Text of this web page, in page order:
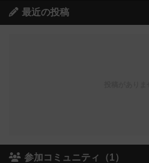
最近の投稿
参加コミュニティ（1）